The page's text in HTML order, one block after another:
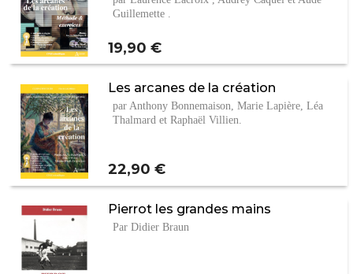
Guillemette .
Prix
19,90 €
Les arcanes de la création
par Anthony Bonnemaison, Marie Lapière, Léa
Thalmard et Raphaël Villien.
Prix
22,90 €
Pierrot les grandes mains
Par Didier Braun